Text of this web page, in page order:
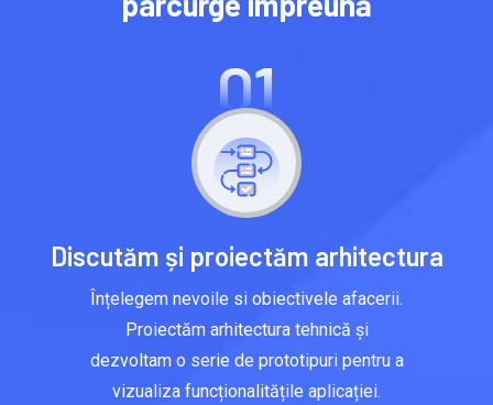
01
Discutăm și proiectăm arhitectura
Înțelegem nevoile si obiectivele afacerii.
Proiectăm arhitectura tehnică și
dezvoltam o serie de prototipuri pentru a
vizualiza funcționalitățile aplicației.